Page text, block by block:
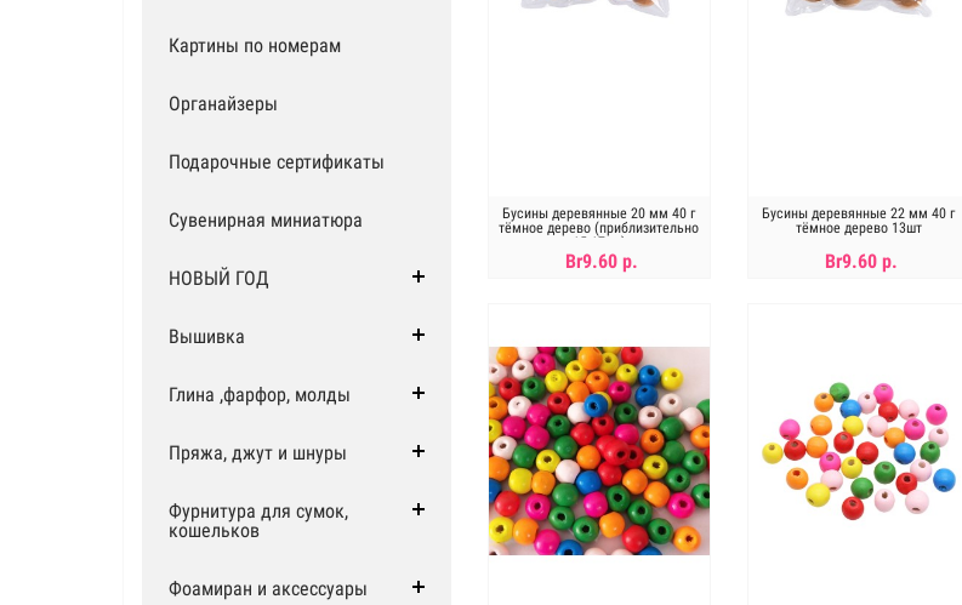
Картины по номерам
Органайзеры
Подарочные сертификаты
Сувенирная миниатюра
НОВЫЙ ГОД
Вышивка
Глина ,фарфор, молды
Пряжа, джут и шнуры
Фурнитура для сумок,
кошельков
Фоамиран и аксессуары
Бусины деревянные 20 мм 40 г
тёмное дерево (приблизительно
15-17шт)
Br9.60 р.
Бусины деревянные 22 мм 40 г
тёмное дерево 13шт
Br9.60 р.